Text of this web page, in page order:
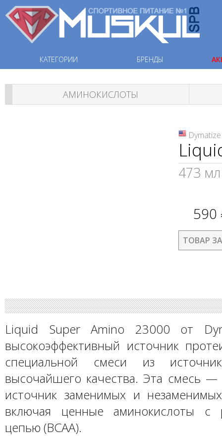
КАТЕГОРИИ БРЕНДЫ
АМИНОКИСЛОТЫ
Dymatize
473
590
ТОВАР
Liquid Super Amino 23000 от
высокоэффективный источник
специальной смеси из
высочайшего качества. Эта смесь
источник заменимых и
включая ценные аминокислоты с
цепью (BCAA).